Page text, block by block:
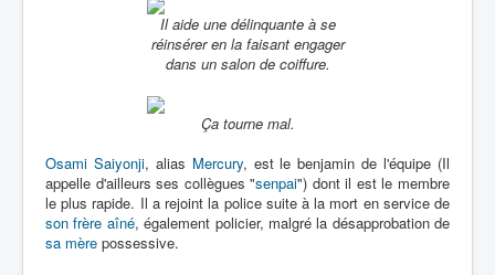
Il aide une délinquante à se
réinsérer en la faisant engager
dans un salon de coiffure.
Ça tourne mal.
Osami Saiyonji, alias Mercury, est le benjamin de l'équipe (Il
appelle d'ailleurs ses collègues "senpai") dont il est le membre
le plus rapide. Il a rejoint la police suite à la mort en service de
son frère aîné, également policier, malgré la désapprobation de
sa mère possessive.